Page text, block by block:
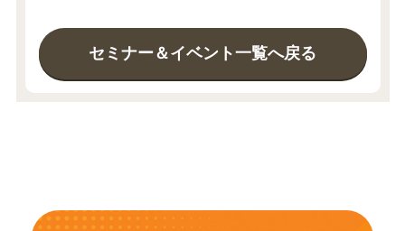
セミナー＆イベント一覧へ戻る